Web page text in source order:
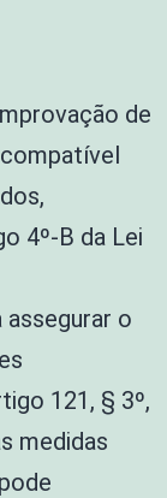
de
4º-B da Lei
o
121, § 3º,
medidas